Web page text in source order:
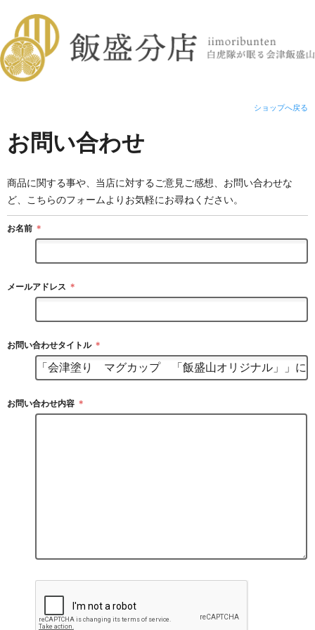
ショップへ戻る
お問い合わせ
商品に関する事や、当店に対するご意見ご感想、お問い合わせな
ど、こちらのフォームよりお気軽にお尋ねください。
お名前 ＊
メールアドレス ＊
お問い合わせタイトル ＊
お問い合わせ内容 ＊